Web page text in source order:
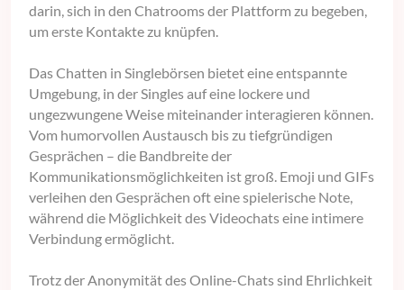
darin, sich in den Chatrooms der Plattform zu begeben,
um erste Kontakte zu knüpfen.
Das Chatten in Singlebörsen bietet eine entspannte
Umgebung, in der Singles auf eine lockere und
ungezwungene Weise miteinander interagieren können.
Vom humorvollen Austausch bis zu tiefgründigen
Gesprächen – die Bandbreite der
Kommunikationsmöglichkeiten ist groß. Emoji und GIFs
verleihen den Gesprächen oft eine spielerische Note,
während die Möglichkeit des Videochats eine intimere
Verbindung ermöglicht.
Trotz der Anonymität des Online-Chats sind Ehrlichkeit